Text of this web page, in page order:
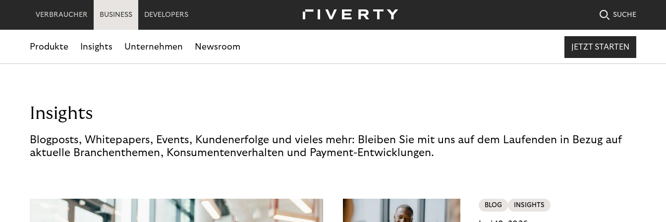
VERBRAUCHER BUSINESS DEVELOPERS SUCHE
Produkte Insights Unternehmen Newsroom JETZT STARTEN
Insights
Blogposts, Whitepapers, Events, Kundenerfolge und vieles mehr: Bleiben Sie mit uns auf dem Laufenden in Bezug auf
aktuelle Branchenthemen, Konsumentenverhalten und Payment-Entwicklungen.
BLOG INSIGHTS